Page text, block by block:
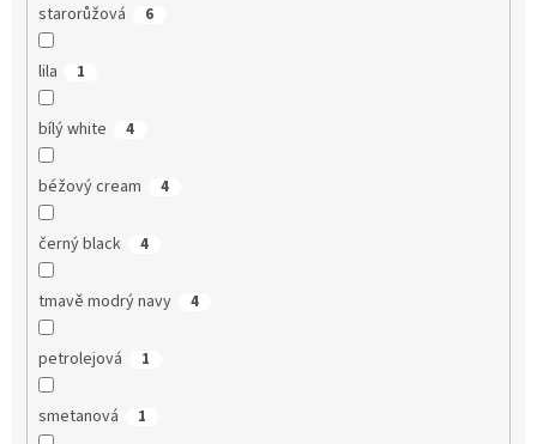
starorůžová 6
lila 1
bílý white 4
béžový cream 4
černý black 4
tmavě modrý navy 4
petrolejová 1
smetanová 1